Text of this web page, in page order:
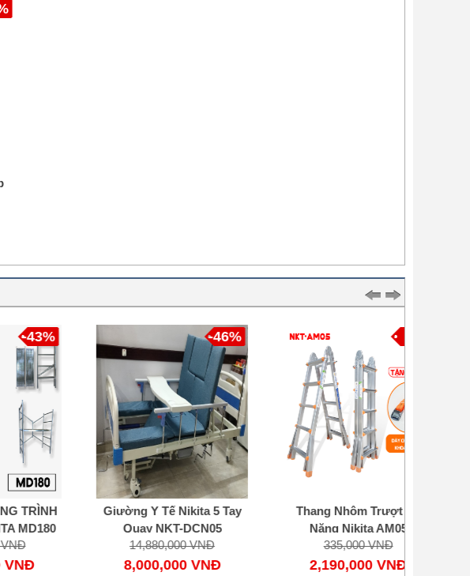
Giường Y Tế Nikita 5 Tay
Quay NKT-DCN05
14,880,000 VNĐ
8,000,000 VNĐ
-46%
Thang Nhôm Trượt Đa
Năng Nikita AM05
335,000 VNĐ
2,190,000 VNĐ
-554%